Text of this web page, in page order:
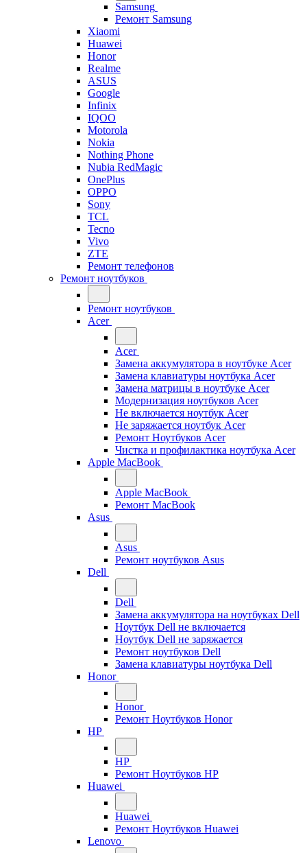
Samsung
Ремонт Samsung
Xiaomi
Huawei
Honor
Realme
ASUS
Google
Infinix
IQOO
Motorola
Nokia
Nothing Phone
Nubia RedMagic
OnePlus
OPPO
Sony
TCL
Tecno
Vivo
ZTE
Ремонт телефонов
Ремонт ноутбуков
Ремонт ноутбуков
Acer
Acer
Замена аккумулятора в ноутбуке Acer
Замена клавиатуры ноутбука Acer
Замена матрицы в ноутбуке Acer
Модернизация ноутбуков Acer
Не включается ноутбук Acer
Не заряжается ноутбук Acer
Ремонт Ноутбуков Acer
Чистка и профилактика ноутбука Acer
Apple MacBook
Apple MacBook
Ремонт MacBook
Asus
Asus
Ремонт ноутбуков Asus
Dell
Dell
Замена аккумулятора на ноутбуках Dell
Ноутбук Dell не включается
Ноутбук Dell не заряжается
Ремонт ноутбуков Dell
Замена клавиатуры ноутбука Dell
Honor
Honor
Ремонт Ноутбуков Honor
HP
HP
Ремонт Ноутбуков HP
Huawei
Huawei
Ремонт Ноутбуков Huawei
Lenovo